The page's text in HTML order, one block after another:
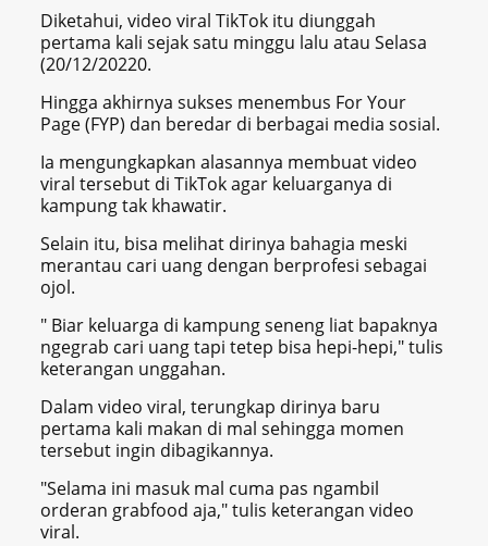
Diketahui, video viral TikTok itu diunggah
pertama kali sejak satu minggu lalu atau Selasa
(20/12/20220.
Hingga akhirnya sukses menembus For Your
Page (FYP) dan beredar di berbagai media sosial.
Ia mengungkapkan alasannya membuat video
viral tersebut di TikTok agar keluarganya di
kampung tak khawatir.
Selain itu, bisa melihat dirinya bahagia meski
merantau cari uang dengan berprofesi sebagai
ojol.
" Biar keluarga di kampung seneng liat bapaknya
ngegrab cari uang tapi tetep bisa hepi-hepi," tulis
keterangan unggahan.
Dalam video viral, terungkap dirinya baru
pertama kali makan di mal sehingga momen
tersebut ingin dibagikannya.
"Selama ini masuk mal cuma pas ngambil
orderan grabfood aja," tulis keterangan video
viral.